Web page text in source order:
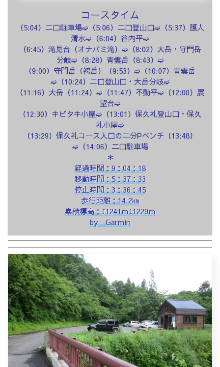
コースタイム
（5:04）二口駐車場➫（5:06）二口登山口➫（5:37）護人
清水➫（6:04）谷内平➫
（6:45）滝見台（オナバミ滝）➫（8:02）大岳・守門岳
分岐➫（8:28）青雲岳（8:43）➫
（9:00）守門岳（袴岳）（9:53）➫（10:07）青雲岳
➫（10:24）二口登山口・大岳分岐➫
（11:16）大岳（11:24）➫（11:47）不動平➫（12:00）展
望台➫
（12:30）キビタキ小屋➫（13:01）保久礼登山口・保久
礼小屋➫
（13:29）保久礼コース入口の二分Pベンチ（13:48）
➫（14:06）二口駐車場
＊
経過時間：9：04：18
移動時間：5：37：33
停止時間：3：36：45
歩行距離：14.2㎞
累積標高：⤴1241ｍ⤵1229ｍ
by Garmin